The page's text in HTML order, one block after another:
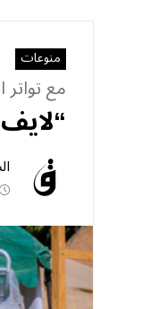
منوعات
مع